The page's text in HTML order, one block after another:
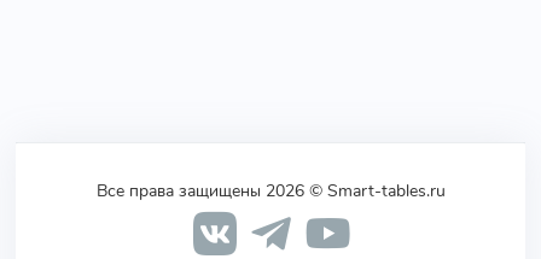
Все права защищены 2026 © Smart-tables.ru